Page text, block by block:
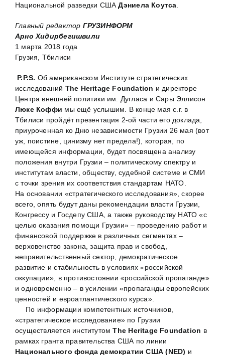
Национальной разведки СШАДэниела Коутса
Главный редактор ГРУЗИНФОРМ
Арно Хидирбегишвили
1 марта 2018 года
Грузия, Тбилиси
P.P.S. Об американском Институте стратегических
исследований The Heritage Foundation и директоре
Центра внешней политики им. Дугласа и Сары Эллисон
Люке Коффи мы ещё услышим. В конце мая с.г. в
Тбилиси пройдёт презентация 2-ой части его доклада,
приуроченная ко Дню независимости Грузии 26 мая (вот
уж, поистине, цинизму нет предела!), которая, по
имеющейся информации, будет посвящена анализу
положения внутри Грузии – политическому спектру и
институтам власти, обществу, судебной системе и СМИ
с точки зрения их соответствия стандартам НАТО.
На основании «стратегического исследования», скорее
всего, опять будут даны рекомендации власти Грузии,
Конгрессу и Госдепу США, а также руководству НАТО «с
целью оказания помощи Грузии» – проведению работ и
финансовой поддержке в различных сегментах –
верховенство закона, защита прав и свобод,
неправительственный сектор, демократическое
развитие и стабильность в условиях «российской
оккупации», в противостоянии «российской пропаганде»
и одновременно – в усилении «пропаганды европейских
ценностей и евроатлантического курса».
По информации компетентных источников,
«стратегическое исследование» по Грузии
осуществляется институтомThe Heritage Foundation в
рамках гранта правительства США по линии
Национального фонда демократии США (NED) и